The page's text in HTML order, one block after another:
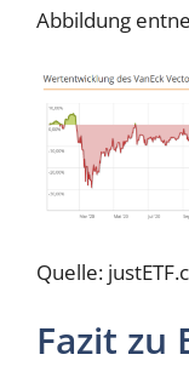
Abbildung
Quelle:
Fazit zu